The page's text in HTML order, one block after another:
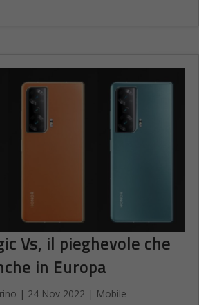
Vs, il pieghevole che
in Europa
| 24 Nov 2022| Mobile